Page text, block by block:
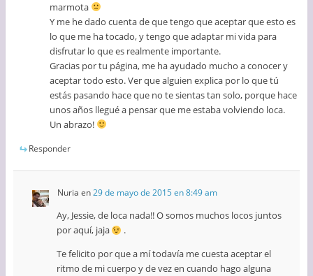
marmota
Y me he dado cuenta de que tengo que aceptar que esto es
lo que me ha tocado, y tengo que adaptar mi vida para
disfrutar lo que es realmente importante.
Gracias por tu página, me ha ayudado mucho a conocer y
aceptar todo esto. Ver que alguien explica por lo que tú
estás pasando hace que no te sientas tan solo, porque hace
unos años llegué a pensar que me estaba volviendo loca.
Un abrazo!
Responder
Nuria en29 de mayo de 2015 en 8:49 am
Ay, Jessie, de loca nada!! O somos muchos locos juntos
por aquí, jaja
.
Te felicito por que a mí todavía me cuesta aceptar el
ritmo de mi cuerpo y de vez en cuando hago alguna